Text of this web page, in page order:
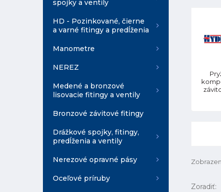
spojky a ventily
HD - Pozinkované, čierne
a varné fitingy a predĺženia
Manometre
NEREZ
Medené a bronzové
lisovacie fitingy a ventily
Bronzové závitové fitingy
Drážkové spojky, fitingy,
predĺženia a ventily
Nerezové opravné pásy
Oceľové príruby
Zoradiť: